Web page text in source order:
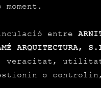
entre
ARQUITECTURA,
veracitat,
o